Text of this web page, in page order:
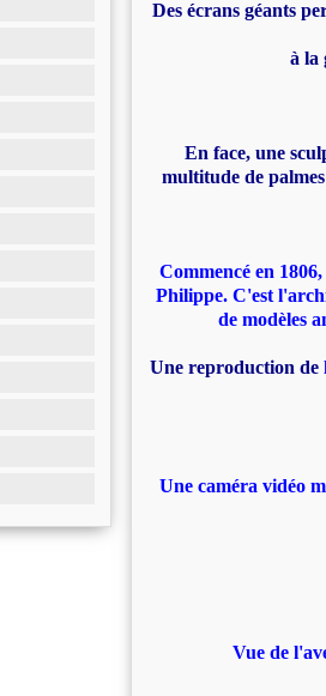
Des écrans géants
à la
En face, une
multitude de
Commencé en
Philippe. C'est
de modèles
Une reproduction de
Une caméra vidéo
Vue de